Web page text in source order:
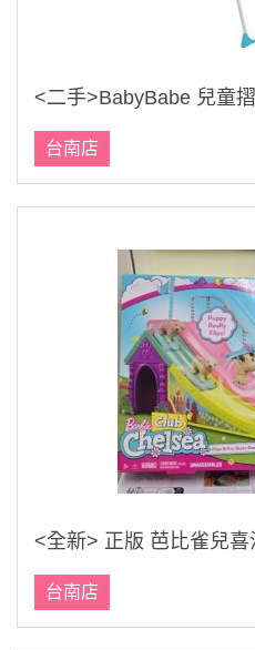
<二手>BabyBabe 兒童
台南店
<全新> 正版 芭比雀兒喜
台南店